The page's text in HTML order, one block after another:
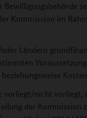
Kommission im
Ländern
vorliegt/nicht vorliegt,
der Kommission
1